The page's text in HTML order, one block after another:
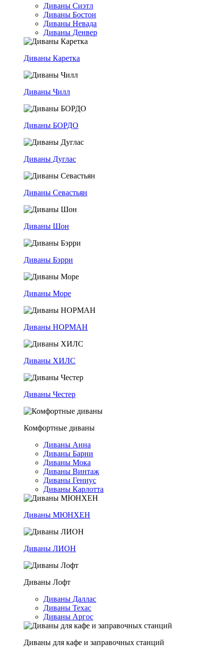
Диваны Сиэтл
Диваны Бостон
Диваны Невада
Диваны Денвер
Диваны Каретка
Диваны Чилл
Диваны БОРДО
Диваны Дуглас
Диваны Севастьян
Диваны Шон
Диваны Бэрри
Диваны Море
Диваны НОРМАН
Диваны ХИЛС
Диваны Честер
Комфортные диваны
Диваны Анна
Диваны Барни
Диваны Мока
Диваны Винтаж
Диваны Гениус
Диваны Карлотта
Диваны МЮНХЕН
Диваны ЛИОН
Диваны Лофт
Диваны Даллас
Диваны Техас
Диваны Аргос
Диваны для кафе и заправочных станций